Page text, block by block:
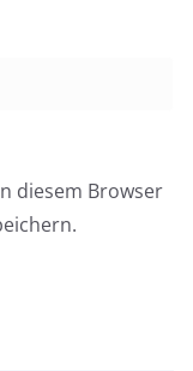
diesem Browser